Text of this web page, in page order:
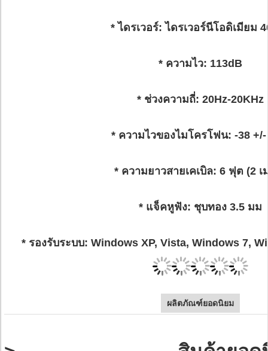
* ไดรเวอร์: ไดรเวอร์นีโอดิเมียม
* ความไว: 113dB
* ช่วงความถี่: 20Hz-20KHz
* ความไวของไมโครโฟน: -38
* ความยาวสายเคเบิล: 6 ฟุต (2 เ
* แจ็คหูฟัง: ชุบทอง 3.5 มม
* รองรับระบบ: Windows XP, Vista, Windows 7,
ผลิตภัณฑ์ยอดนิยม